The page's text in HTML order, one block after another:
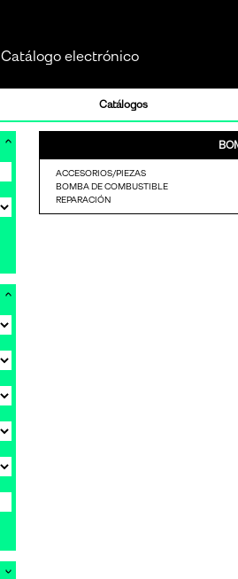
Catálogo electrónico
Catálogos
ACCESORIOS/PIEZAS
BOMBA DE COMBUSTIBLE
REPARACIÓN